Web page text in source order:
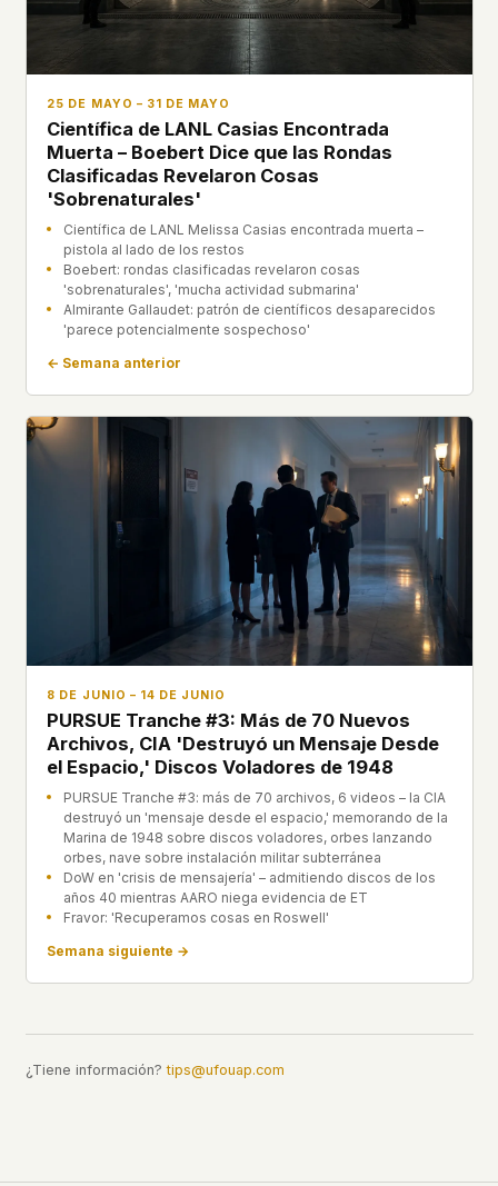
25 DE MAYO – 31 DE MAYO
Científica de LANL Casias Encontrada
Muerta – Boebert Dice que las Rondas
Clasificadas Revelaron Cosas
'Sobrenaturales'
Científica de LANL Melissa Casias encontrada muerta –
pistola al lado de los restos
Boebert: rondas clasificadas revelaron cosas
'sobrenaturales', 'mucha actividad submarina'
Almirante Gallaudet: patrón de científicos desaparecidos
'parece potencialmente sospechoso'
← Semana anterior
8 DE JUNIO – 14 DE JUNIO
PURSUE Tranche #3: Más de 70 Nuevos
Archivos, CIA 'Destruyó un Mensaje Desde
el Espacio,' Discos Voladores de 1948
PURSUE Tranche #3: más de 70 archivos, 6 videos – la CIA
destruyó un 'mensaje desde el espacio,' memorando de la
Marina de 1948 sobre discos voladores, orbes lanzando
orbes, nave sobre instalación militar subterránea
DoW en 'crisis de mensajería' – admitiendo discos de los
años 40 mientras AARO niega evidencia de ET
Fravor: 'Recuperamos cosas en Roswell'
Semana siguiente →
¿Tiene información?tips@ufouap.com